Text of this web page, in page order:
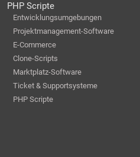
PHP Scripte
Entwicklungsumgebungen
Projektmanagement-Software
E-Commerce
Clone-Scripts
Marktplatz-Software
Ticket & Supportsysteme
PHP Scripte